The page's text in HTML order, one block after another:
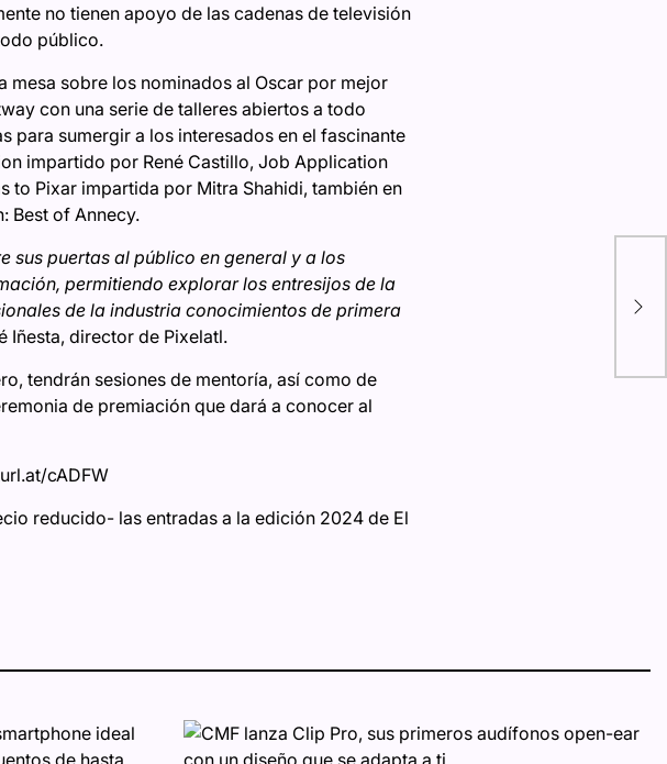
no tienen apoyo de las cadenas de televisión
público.
mesa sobre los nominados al Oscar por mejor
con una serie de talleres abiertos a todo
para sumergir a los interesados en el fascinante
impartido por René Castillo, Job Application
to Pixar impartida por Mitra Shahidi, también en
Best of Annecy.
puertas al público en general y a los
permitiendo explorar los entresijos de la
de la industria conocimientos de primera
Iñesta, director de Pixelatl.
tendrán sesiones de mentoría, así como de
de premiación que dará a conocer al
cADFW
reducido- las entradas a la edición 2024 de El